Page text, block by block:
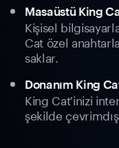
Masaüstü King
Kişisel
Cat özel
saklar.
Donanım King
King Cat'inizi
şekilde